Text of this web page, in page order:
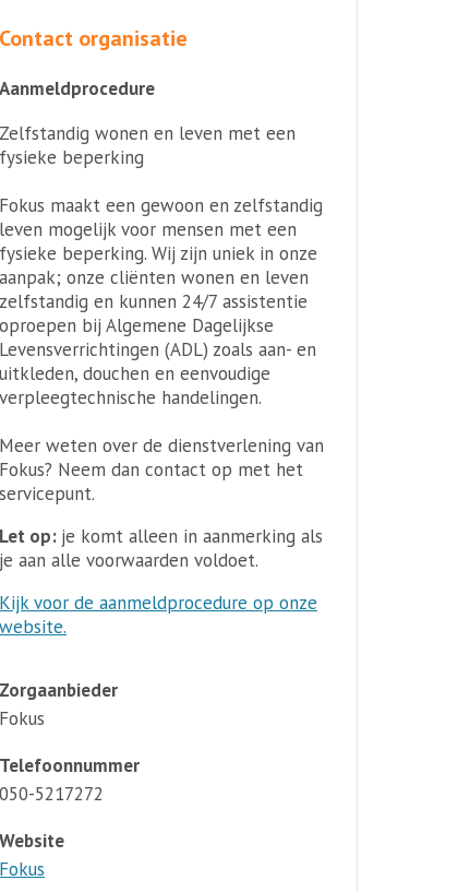
Contact organisatie
Aanmeldprocedure
Zelfstandig wonen en leven met een
fysieke beperking
Fokus maakt een gewoon en zelfstandig
leven mogelijk voor mensen met een
fysieke beperking. Wij zijn uniek in onze
aanpak; onze cliënten wonen en leven
zelfstandig en kunnen 24/7 assistentie
oproepen bij Algemene Dagelijkse
Levensverrichtingen (ADL) zoals aan- en
uitkleden, douchen en eenvoudige
verpleegtechnische handelingen.
Meer weten over de dienstverlening van
Fokus? Neem dan contact op met het
servicepunt.
Let op: je komt alleen in aanmerking als
je aan alle voorwaarden voldoet.
Kijk voor de aanmeldprocedure op onze
website.
Zorgaanbieder
Fokus
Telefoonnummer
050-5217272
Website
Fokus